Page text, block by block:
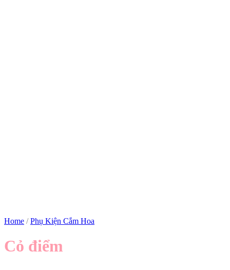
Home / Phụ Kiện Cắm Hoa
Cỏ điểm